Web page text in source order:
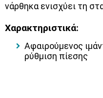
νάρθηκα ενισχύει τη
Χαρακτηριστικά:
Αφαιρούμενος
ρύθμιση πίεσης